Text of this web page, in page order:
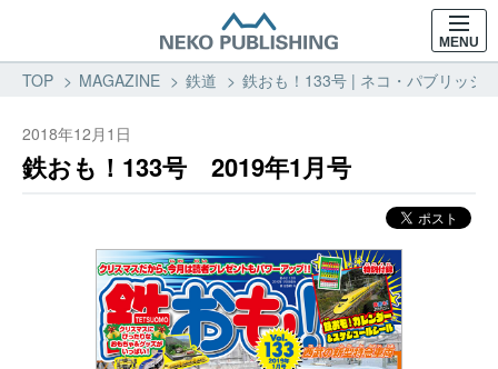
MENU
TOP MAGAZINE 鉄道 鉄おも！133号 | ネコ・パブリッシ
2018年12月1日
鉄おも！133号 2019年1月号